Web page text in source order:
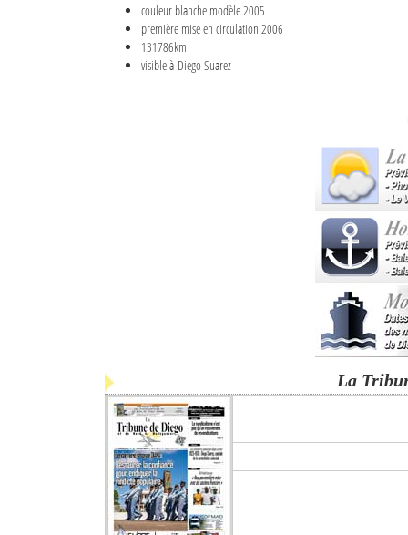
couleur blanche modèle 2005
première mise en circulation 2006
131786km
visible à Diego Suarez
La